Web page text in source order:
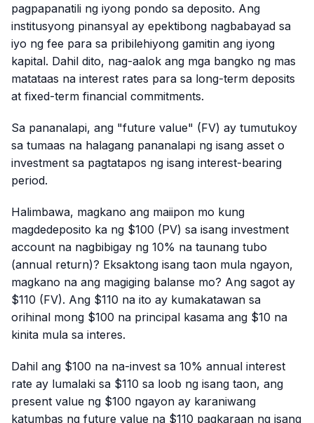
pagpapanatili ng iyong pondo sa deposito. Ang
institusyong pinansyal ay epektibong nagbabayad sa
iyo ng fee para sa pribilehiyong gamitin ang iyong
kapital. Dahil dito, nag-aalok ang mga bangko ng mas
matataas na interest rates para sa long-term deposits
at fixed-term financial commitments.
Sa pananalapi, ang "future value" (FV) ay tumutukoy
sa tumaas na halagang pananalapi ng isang asset o
investment sa pagtatapos ng isang interest-bearing
period.
Halimbawa, magkano ang maiipon mo kung
magdedeposito ka ng $100 (PV) sa isang investment
account na nagbibigay ng 10% na taunang tubo
(annual return)? Eksaktong isang taon mula ngayon,
magkano na ang magiging balanse mo? Ang sagot ay
$110 (FV). Ang $110 na ito ay kumakatawan sa
orihinal mong $100 na principal kasama ang $10 na
kinita mula sa interes.
Dahil ang $100 na na-invest sa 10% annual interest
rate ay lumalaki sa $110 sa loob ng isang taon, ang
present value ng $100 ngayon ay karaniwang
katumbas ng future value na $110 pagkaraan ng isang